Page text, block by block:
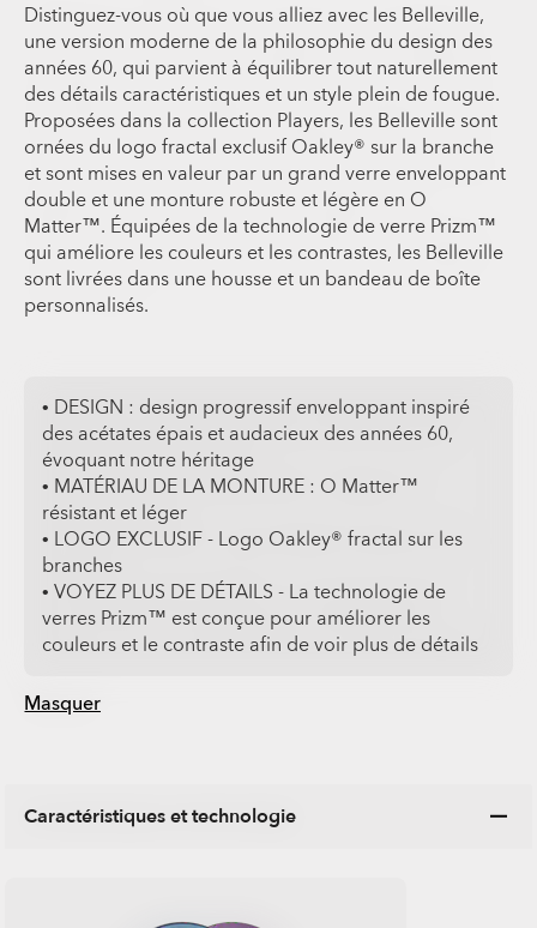
Distinguez-vous où que vous alliez avec les Belleville,
une version moderne de la philosophie du design des
années 60, qui parvient à équilibrer tout naturellement
des détails caractéristiques et un style plein de fougue.
Proposées dans la collection Players, les Belleville sont
ornées du logo fractal exclusif Oakley® sur la branche
et sont mises en valeur par un grand verre enveloppant
double et une monture robuste et légère en O
Matter™. Équipées de la technologie de verre Prizm™
qui améliore les couleurs et les contrastes, les Belleville
sont livrées dans une housse et un bandeau de boîte
personnalisés.
Masquer
• DESIGN : design progressif enveloppant inspiré
des acétates épais et audacieux des années 60,
évoquant notre héritage
• MATÉRIAU DE LA MONTURE : O Matter™
résistant et léger
• LOGO EXCLUSIF - Logo Oakley® fractal sur les
branches
• VOYEZ PLUS DE DÉTAILS - La technologie de
verres Prizm™ est conçue pour améliorer les
couleurs et le contraste afin de voir plus de détails
Caractéristiques et technologie